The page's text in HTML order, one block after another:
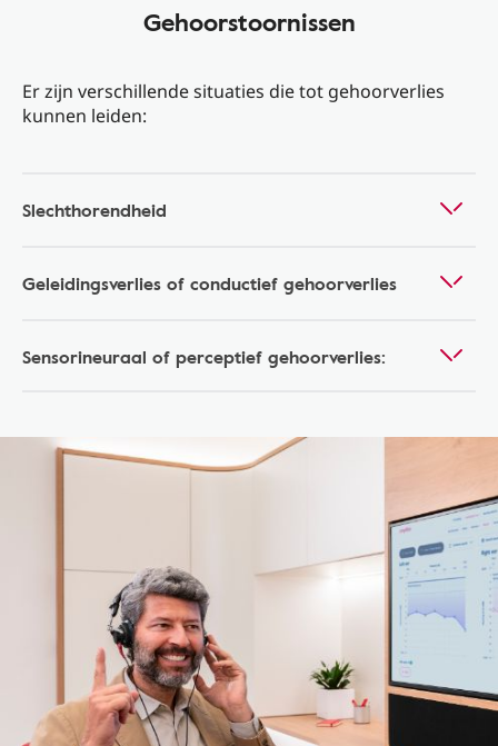
Gehoorstoornissen
Er zijn verschillende situaties die tot gehoorverlies
kunnen leiden:
Slechthorendheid
Geleidingsverlies of conductief gehoorverlies
Sensorineuraal of perceptief gehoorverlies: